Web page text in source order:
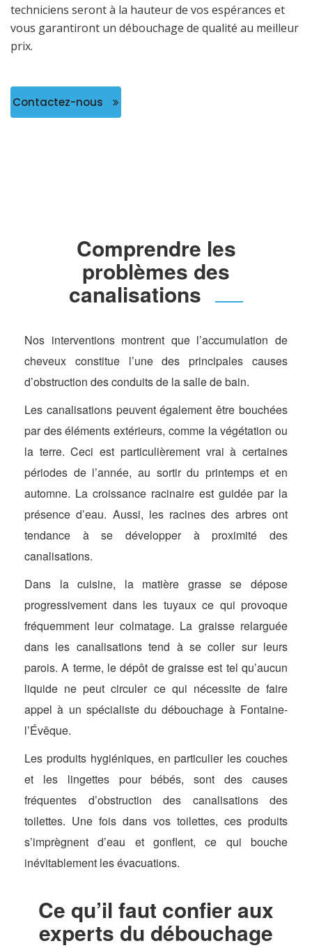
techniciens seront à la hauteur de vos espérances et
vous garantiront un débouchage de qualité au meilleur
prix.
Contactez-nous
Comprendre les
problèmes des
canalisations
Nos interventions montrent que l’accumulation de
cheveux constitue l’une des principales causes
d’obstruction des conduits de la salle de bain.
Les canalisations peuvent également être bouchées
par des éléments extérieurs, comme la végétation ou
la terre. Ceci est particulièrement vrai à certaines
périodes de l’année, au sortir du printemps et en
automne. La croissance racinaire est guidée par la
présence d’eau. Aussi, les racines des arbres ont
tendance à se développer à proximité des
canalisations.
Dans la cuisine, la matière grasse se dépose
progressivement dans les tuyaux ce qui provoque
fréquemment leur colmatage. La graisse relarguée
dans les canalisations tend à se coller sur leurs
parois. A terme, le dépôt de graisse est tel qu’aucun
liquide ne peut circuler ce qui nécessite de faire
appel à un spécialiste du débouchage à Fontaine-
l’Évêque.
Les produits hygiéniques, en particulier les couches
et les lingettes pour bébés, sont des causes
fréquentes d’obstruction des canalisations des
toilettes. Une fois dans vos toilettes, ces produits
s’imprègnent d’eau et gonflent, ce qui bouche
inévitablement les évacuations.
Ce qu’il faut confier aux
experts du débouchage